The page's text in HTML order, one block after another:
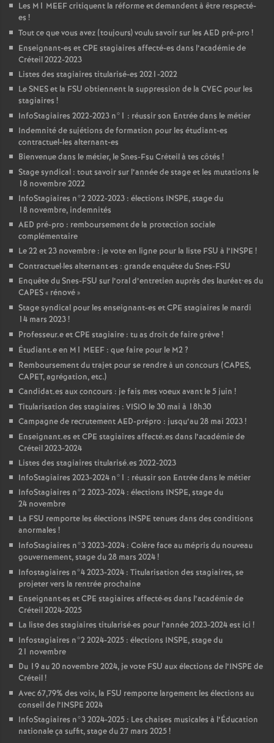
Les M1 MEEFcritiquent la réforme et demandent à être respecté-
es !
Tout ce que vous avez (toujours) voulu savoir sur les AED pré-pro !
Enseignant-es etCPE stagiaires affecté-es dans l’académie de
Créteil 2022-2023
Listes des stagiaires titularisé-es 2021-2022
LeSNESet la FSU obtiennent la suppression de la CVEC pour les
stagiaires !
InfoStagiaires 2022-2023 n°1 : réussir son Entrée dans le métier
Indemnité de sujétions de formation pour les étudiant-es
contractuel-les alternant-es
Bienvenue dans le métier, le Snes-Fsu Créteil à tes côtés !
Stage syndical : tout savoir sur l’année de stage et les mutations le
18 novembre 2022
InfoStagiaires n°2 2022-2023 : élections INSPE, stage du
18 novembre, indemnités
AED pré-pro : remboursement de la protection sociale
complémentaire
Le 22 et 23 novembre : je vote en ligne pour la liste FSU à l’INSPE !
Contractuel·les alternant·es : grande enquête du Snes-FSU
Enquête du Snes-FSU sur l’oral d’entretien auprès des lauréat•es du
CAPES« rénové»
Stage syndical pour les enseignant-es etCPE stagiaires le mardi
14 mars 2023!
Professeur.e etCPE stagiaire : tu as droit de faire grève!
Étudiant.e en M1 MEEF : que faire pour le M2?
Remboursement du trajet pour se rendre à un concours (CAPES,
CAPET, agrégation, etc.)
Candidat.es aux concours : je fais mes voeux avant le 5 juin !
Titularisation des stagiaires : VISIO le 30 mai à 18h30
Campagne de recrutementAED-prépro : jusqu’au 28 mai 2023!
Enseignant.es etCPE stagiaires affecté.es dans l’académie de
Créteil 2023-2024
Listes des stagiaires titularisé.es 2022-2023
InfoStagiaires 2023-2024 n°1 : réussir son Entrée dans le métier
InfoStagiaires n°2 2023-2024 : élections INSPE, stage du
24 novembre
La FSU remporte les élections INSPE tenues dans des conditions
anormales !
InfoStagiaires n°3 2023-2024 : Colère face au mépris du nouveau
gouvernement, stage du 28 mars 2024!
Infostagiaires n°4 2023-2024 : Titularisation des stagiaires, se
projeter vers la rentrée prochaine
Enseignant·es etCPE stagiaires affecté·es dans l’académie de
Créteil 2024-2025
La liste des stagiaires titularisé·es pour l’année 2023-2024 est ici !
Infostagiaires n°2 2024-2025 : élections INSPE, stage du
21 novembre
Du 19 au 20 novembre 2024, je vote FSU aux élections de l’INSPE de
Créteil!
Avec 67,79% des voix, la FSU remporte largement les élections au
conseil de l’INSPE 2024
InfoStagiaires n°3 2024-2025 : Les chaises musicales à l’Éducation
nationale ça suffit, stage du 27 mars 2025!